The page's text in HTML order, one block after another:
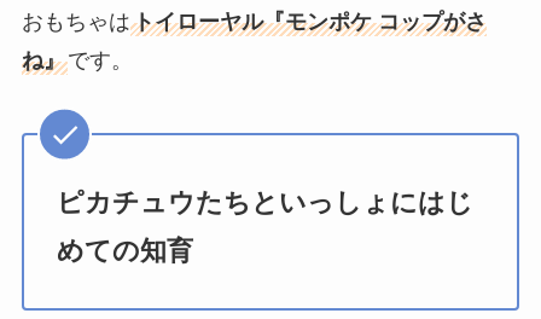
おもちゃはトイローヤル『モンポケ コップがさ
ね』です。
ピカチュウたちといっしょにはじ
めての知育